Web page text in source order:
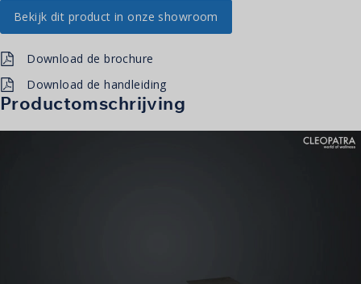
Bekijk dit product in onze showroom
Download de brochure
Download de handleiding
Productomschrijving